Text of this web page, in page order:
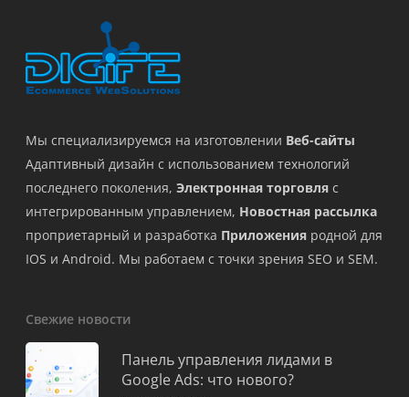
Мы специализируемся на изготовлении Веб-сайты
Адаптивный дизайн с использованием технологий
последнего поколения, Электронная торговля с
интегрированным управлением, Новостная рассылка
проприетарный и разработка Приложения родной для
IOS и Android. Мы работаем с точки зрения SEO и SEM.
Свежие новости
Панель управления лидами в
Google Ads: что нового?